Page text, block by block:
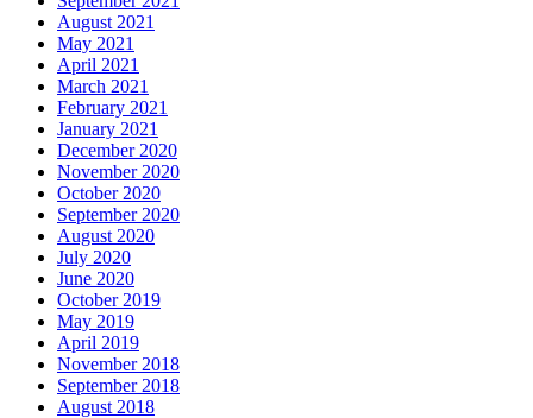
August 2021
May 2021
April 2021
March 2021
February 2021
January 2021
December 2020
November 2020
October 2020
September 2020
August 2020
July 2020
June 2020
October 2019
May 2019
April 2019
November 2018
September 2018
August 2018